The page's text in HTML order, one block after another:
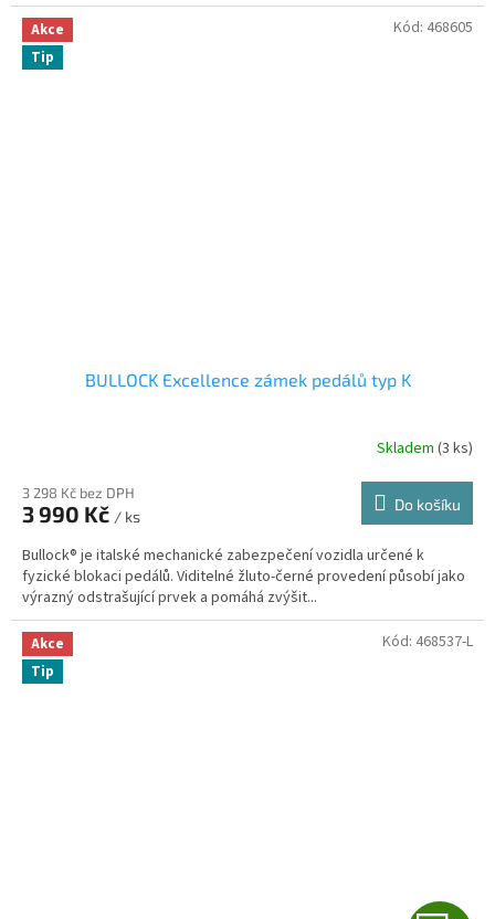
Akce
Tip
BULLOCK Excellence zámek pedálů typ K
Skladem (3 ks)
3 298 Kč bez DPH
3 990 Kč / ks
Do košíku
Bullock® je italské mechanické zabezpečení vozidla určené k
fyzické blokaci pedálů. Viditelné žluto-černé provedení působí jako
výrazný odstrašující prvek a pomáhá zvýšit...
Kód: 468605
Akce
Tip
Kód: 468537-L